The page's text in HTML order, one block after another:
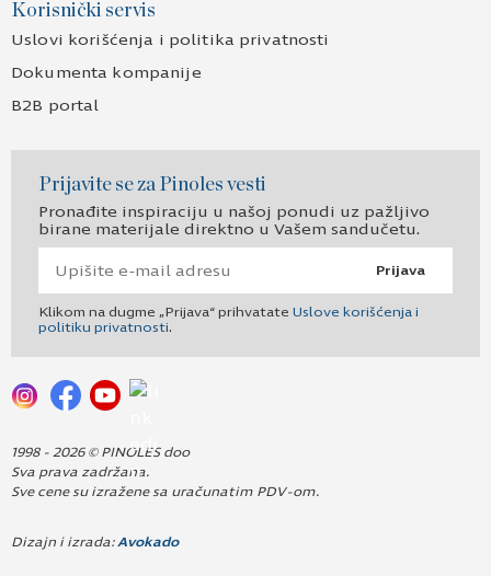
Korisnički servis
Uslovi korišćenja i politika privatnosti
Dokumenta kompanije
B2B portal
Prijavite se za Pinoles vesti
Pronađite inspiraciju u našoj ponudi uz pažljivo
birane materijale direktno u Vašem sandučetu.
Prijava
Klikom na dugme „Prijava“ prihvatate Uslove korišćenja i
politiku privatnosti.
1998 - 2026 © PINOLES doo
Sva prava zadržana.
Sve cene su izražene sa uračunatim PDV-om.
Dizajn i izrada:Avokado